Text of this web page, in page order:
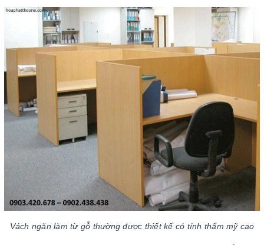
Vách ngăn làm từ gỗ thường được thiết kế có tính thẩm mỹ cao